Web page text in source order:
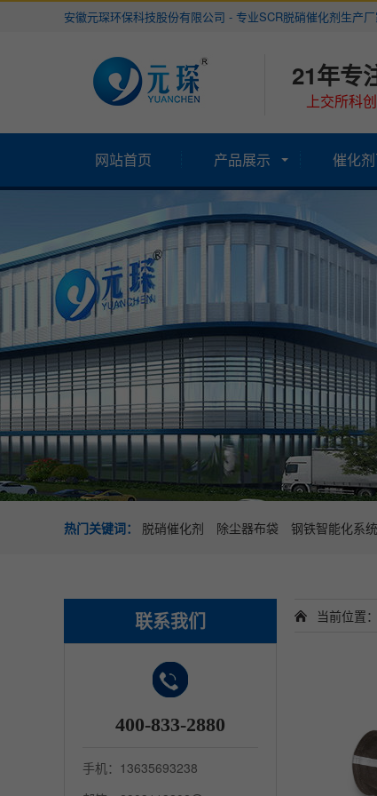
安徽元琛环保科技股份有限公司 - 专业SCR脱硝催化剂生产
21年专
上交所科
网站首页 产品展示 催化
热门关键词： 脱硝催化剂 除尘器布袋 钢铁智能化系统
联系我们
400-833-2880
手机：13635693238
当前位置：